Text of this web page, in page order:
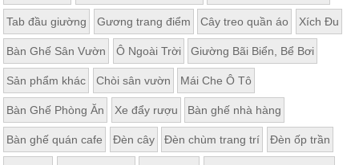
Tab đầu giường Gương trang điểm Cây treo quần áo Xích Đu
Bàn Ghế Sân Vườn Ô Ngoài Trời Giường Bãi Biển, Bể Bơi
Sản phẩm khác Chòi sân vườn Mái Che Ô Tô
Bàn Ghế Phòng Ăn Xe đẩy rượu Bàn ghế nhà hàng
Bàn ghế quán cafe Đèn cây Đèn chùm trang trí Đèn ốp trần